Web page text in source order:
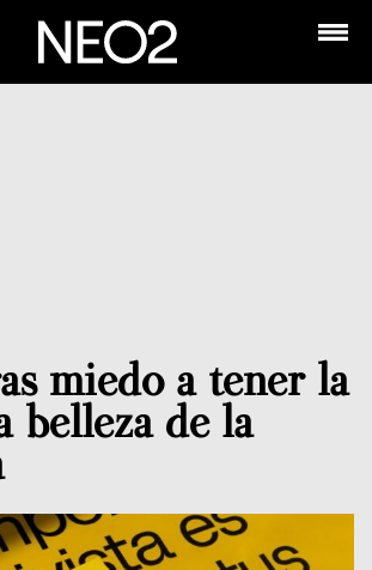
miedo a tener la
belleza de la